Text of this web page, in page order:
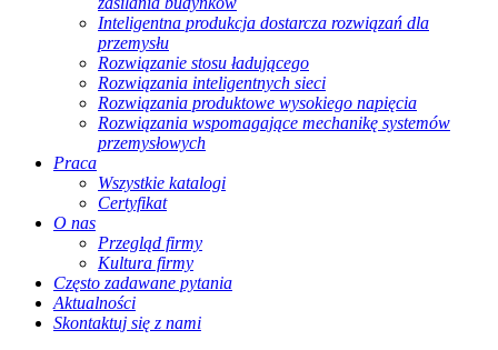
Inteligentna produkcja dostarcza rozwiązań dla
przemysłu
Rozwiązanie stosu ładującego
Rozwiązania inteligentnych sieci
Rozwiązania produktowe wysokiego napięcia
Rozwiązania wspomagające mechanikę systemów
przemysłowych
Praca
Wszystkie katalogi
Certyfikat
O nas
Przegląd firmy
Kultura firmy
Często zadawane pytania
Aktualności
Skontaktuj się z nami